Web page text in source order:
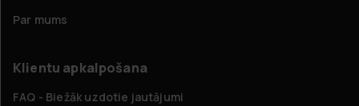
Par mums
Klientu apkalpošana
FAQ - Biežāk uzdotie jautājumi